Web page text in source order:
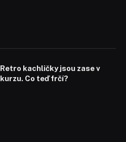
Retro kachličky jsou zase v
kurzu. Co teď frčí?